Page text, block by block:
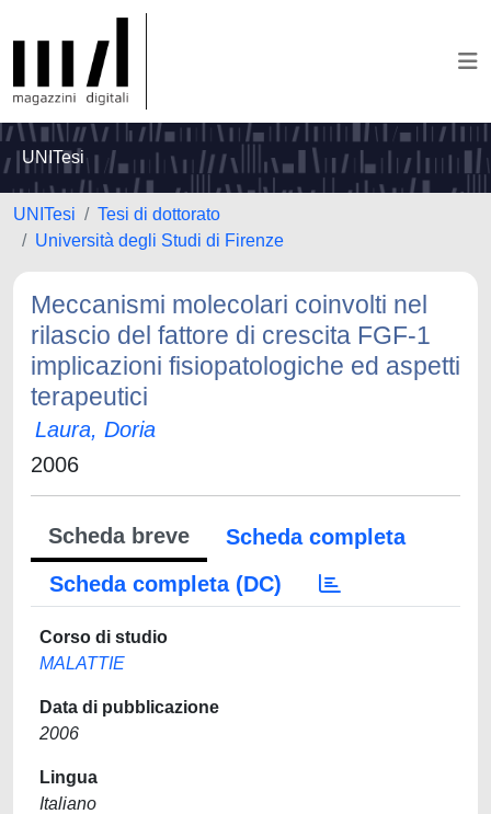
UNITesi
UNITesi
Tesi di dottorato
Università degli Studi di Firenze
Meccanismi molecolari coinvolti nel
rilascio del fattore di crescita FGF-1
implicazioni fisiopatologiche ed aspetti
terapeutici
Laura, Doria
2006
Scheda breve
Scheda completa
Scheda completa (DC)
Corso di studio
MALATTIE
Data di pubblicazione
2006
Lingua
Italiano